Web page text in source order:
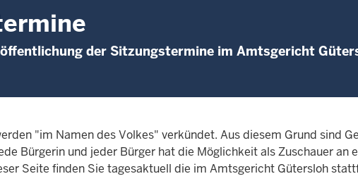
der Sitzungstermine im Amtsgericht
"im Namen des Volkes" verkündet. Aus diesem Grund sind
Bürgerin und jeder Bürger hat die Möglichkeit als Zuschauer an
Seite finden Sie tagesaktuell die im Amtsgericht Gütersloh